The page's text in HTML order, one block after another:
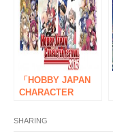
「HOBBY JAPAN
CHARACTER
開催！コトブキヤ秋
葉原館
SHARING